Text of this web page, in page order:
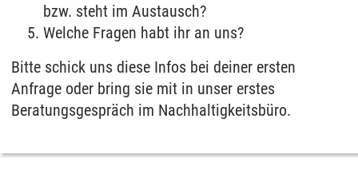
bzw. steht im Austausch?
Welche Fragen habt ihr an uns?
Bitte schick uns diese Infos bei deiner ersten
Anfrage oder bring sie mit in unser erstes
Beratungsgespräch im Nachhaltigkeitsbüro.